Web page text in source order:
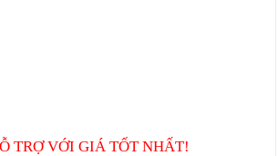
TRỢ VỚI GIÁ TỐT NHẤT!